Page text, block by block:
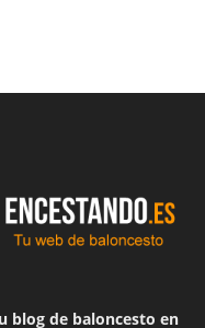
blog de baloncesto en